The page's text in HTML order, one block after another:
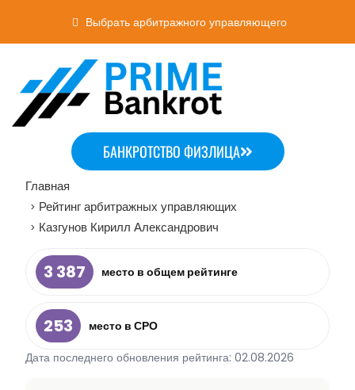
Выбрать арбитражного управляющего
БАНКРОТСТВО ФИЗЛИЦА
Главная
> Рейтинг арбитражных управляющих
> Казгунов Кирилл Александрович
3 387 место в общем рейтинге
253
место в СРО
Дата последнего обновления рейтинга: 02.08.2026